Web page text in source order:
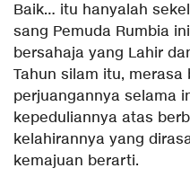
Baik… itu hanyalah
sang Pemuda Rumbia
bersahaja yang Lahir
Tahun silam itu,
perjuangannya selama
kepeduliannya atas
kelahirannya yang
kemajuan berarti.